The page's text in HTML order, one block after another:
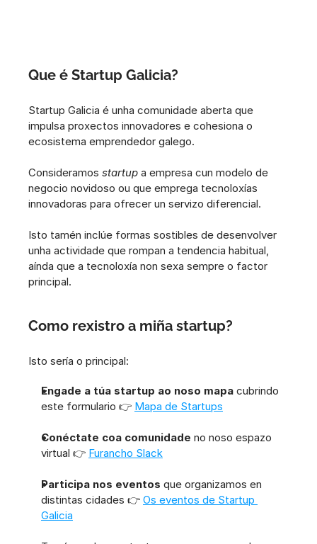
Que é Startup Galicia?
Startup Galicia é unha comunidade aberta que
impulsa proxectos innovadores e cohesiona o
ecosistema emprendedor galego.
Consideramos startup a empresa cun modelo de
negocio novidoso ou que emprega tecnoloxías
innovadoras para ofrecer un servizo diferencial.
Isto tamén inclúe formas sostibles de desenvolver
unha actividade que rompan a tendencia habitual,
aínda que a tecnoloxía non sexa sempre o factor
principal.
Como rexistro a miña startup?
Isto sería o principal:
Engade a túa startup ao noso mapa cubrindo
este formulario 👉 Mapa de Startups
Conéctate coa comunidade no noso espazo
virtual 👉 Furancho Slack
Participa nos eventos que organizamos en
distintas cidades 👉 Os eventos de Startup
Galicia